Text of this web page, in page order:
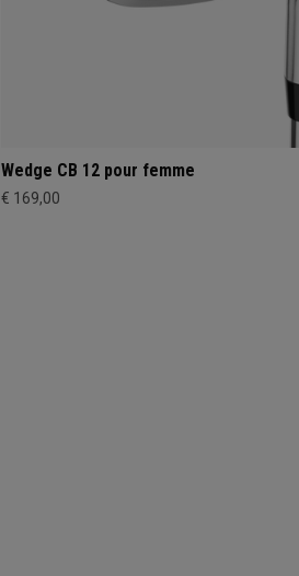
Wedge CB 12 pour femme
€ 169,00